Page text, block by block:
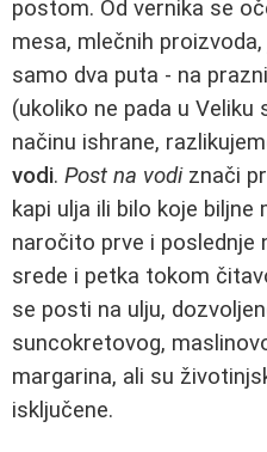
postom. Od vernika se
mesa, mlečnih
samo dva puta - na
(ukoliko ne pada u Veliku
načinu ishrane,
vodi. Post na vodiznači
kapi ulja ili bilo koje
naročito prve i poslednje
srede i petka tokom
se posti na ulju,
suncokretovog,
margarina, ali su
isključene.